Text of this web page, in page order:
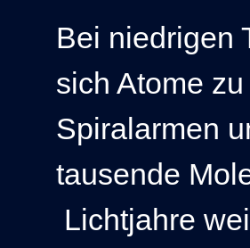
Bei niedrigen
sich Atome
Spiralarmen
tausende
Lichtjahre